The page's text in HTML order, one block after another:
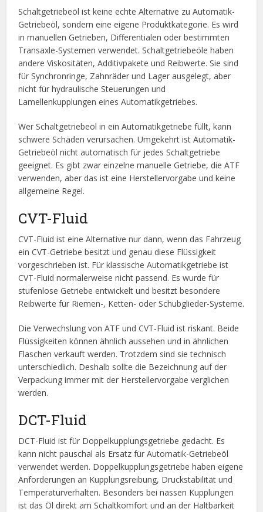
Schaltgetriebeöl ist keine echte Alternative zu Automatik-
Getriebeöl, sondern eine eigene Produktkategorie. Es wird
in manuellen Getrieben, Differentialen oder bestimmten
Transaxle-Systemen verwendet. Schaltgetriebeöle haben
andere Viskositäten, Additivpakete und Reibwerte. Sie sind
für Synchronringe, Zahnräder und Lager ausgelegt, aber
nicht für hydraulische Steuerungen und
Lamellenkupplungen eines Automatikgetriebes.
Wer Schaltgetriebeöl in ein Automatikgetriebe füllt, kann
schwere Schäden verursachen. Umgekehrt ist Automatik-
Getriebeöl nicht automatisch für jedes Schaltgetriebe
geeignet. Es gibt zwar einzelne manuelle Getriebe, die ATF
verwenden, aber das ist eine Herstellervorgabe und keine
allgemeine Regel.
CVT-Fluid
CVT-Fluid ist eine Alternative nur dann, wenn das Fahrzeug
ein CVT-Getriebe besitzt und genau diese Flüssigkeit
vorgeschrieben ist. Für klassische Automatikgetriebe ist
CVT-Fluid normalerweise nicht passend. Es wurde für
stufenlose Getriebe entwickelt und besitzt besondere
Reibwerte für Riemen-, Ketten- oder Schubglieder-Systeme.
Die Verwechslung von ATF und CVT-Fluid ist riskant. Beide
Flüssigkeiten können ähnlich aussehen und in ähnlichen
Flaschen verkauft werden. Trotzdem sind sie technisch
unterschiedlich. Deshalb sollte die Bezeichnung auf der
Verpackung immer mit der Herstellervorgabe verglichen
werden.
DCT-Fluid
DCT-Fluid ist für Doppelkupplungsgetriebe gedacht. Es
kann nicht pauschal als Ersatz für Automatik-Getriebeöl
verwendet werden. Doppelkupplungsgetriebe haben eigene
Anforderungen an Kupplungsreibung, Druckstabilität und
Temperaturverhalten. Besonders bei nassen Kupplungen
ist das Öl direkt am Schaltkomfort und an der Haltbarkeit